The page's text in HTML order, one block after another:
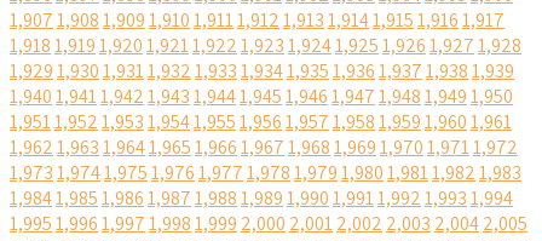
1,9071,9081,9091,9101,9111,9121,9131,9141,9151,9161,917
1,9181,9191,9201,9211,9221,9231,9241,9251,9261,9271,928
1,9291,9301,9311,9321,9331,9341,9351,9361,9371,9381,939
1,9401,9411,9421,9431,9441,9451,9461,9471,9481,9491,950
1,9511,9521,9531,9541,9551,9561,9571,9581,9591,9601,961
1,9621,9631,9641,9651,9661,9671,9681,9691,9701,9711,972
1,9731,9741,9751,9761,9771,9781,9791,9801,9811,9821,983
1,9841,9851,9861,9871,9881,9891,9901,9911,9921,9931,994
1,9951,9961,9971,9981,999 2,000 2,0012,002 2,003 2,0042,005